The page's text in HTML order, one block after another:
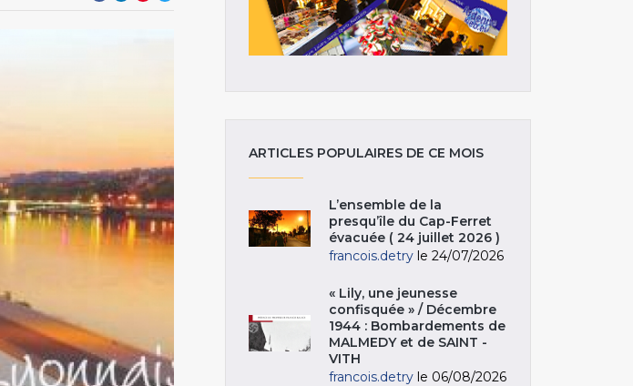
ARTICLES POPULAIRES DE CE MOIS
L’ensemble de la
presqu’île du Cap-Ferret
évacuée ( 24 juillet 2026 )
francois.detry le 24/07/2026
« Lily, une jeunesse
confisquée » / Décembre
1944 : Bombardements de
MALMEDY et de SAINT -
VITH
francois.detry le 06/08/2026